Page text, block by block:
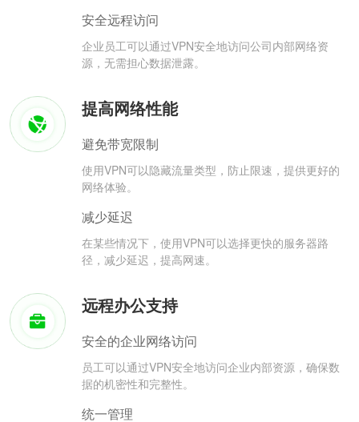
安全远程访问
企业员工可以通过VPN安全地访问公司内部网络资
源，无需担心数据泄露。
提高网络性能
避免带宽限制
使用VPN可以隐藏流量类型，防止限速，提供更好的
网络体验。
减少延迟
在某些情况下，使用VPN可以选择更快的服务器路
径，减少延迟，提高网速。
远程办公支持
安全的企业网络访问
员工可以通过VPN安全地访问企业内部资源，确保数
据的机密性和完整性。
统一管理